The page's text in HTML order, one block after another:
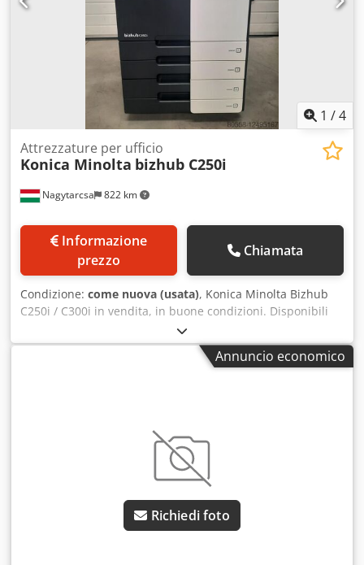
1 /4
Nagytarcsa 822 km
Attrezzature per ufficio
Konica Minolta bizhub C250i
prezzo
Chiamata
Condizione: come nuova (usata), Konica Minolta Bizhub
C250i / C300i in vendita, in buone condizioni. Disponibili
20 unità in magazzino. Contatori con meno di 90.000 copie.
Per maggiori informazioni, inviare un messaggio. Crodpfx
Annuncio economico
Richiedi foto